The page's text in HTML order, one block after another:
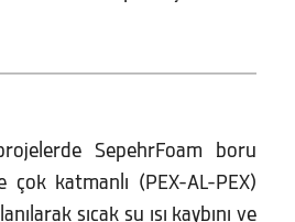
SepehrFoam boru
katmanlı (PEX-AL-PEX)
sıcak su ısı kaybını ve